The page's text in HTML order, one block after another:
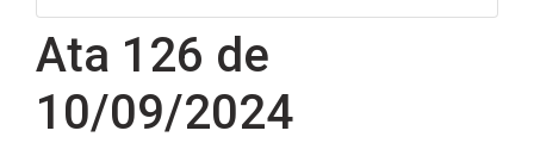
Ata 126 de
10/09/2024